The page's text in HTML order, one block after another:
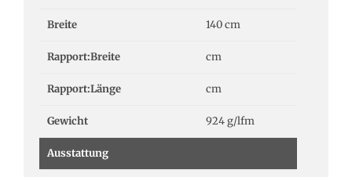
Breite 140 cm
Rapport:Breite cm
Rapport:Länge cm
Gewicht 924 g/lfm
Ausstattung